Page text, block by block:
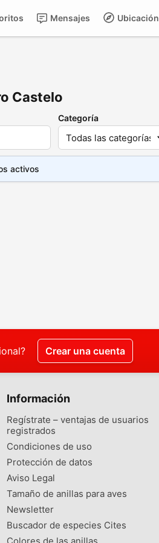
Ubicación
Mensajes
Castelo
Categoría
activos
Crear una cuenta
Información
Regístrate – ventajas de usuarios
registrados
Condiciones de uso
Protección de datos
Aviso Legal
Tamaño de anillas para aves
Newsletter
Buscador de especies Cites